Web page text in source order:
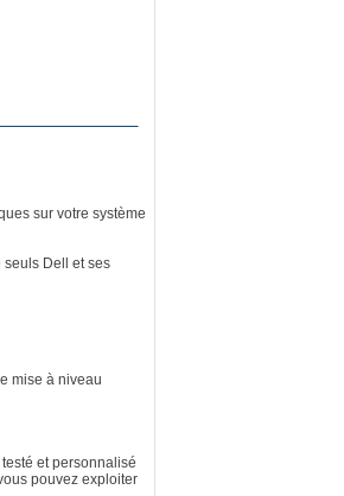
sur votre système
seuls Dell et ses
mise à niveau
et personnalisé
pouvez exploiter